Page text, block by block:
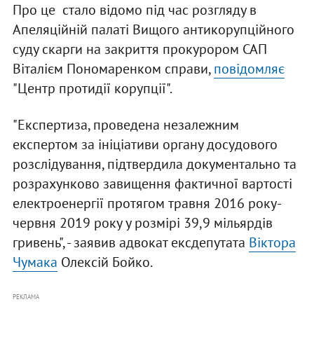
Про це стало відомо під час розгляду в
Апеляційній палаті Вищого антикорупційного
суду скарги на закриття прокурором САП
Віталієм Пономаренком справи,повідомляє
"Центр протидії корупції".
"Експертиза, проведена незалежним
експертом за ініціативи органу досудового
розслідування, підтвердила документально та
розрахунково завищення фактичної вартості
електроенергії протягом травня 2016 року-
червня 2019 року у розмірі 39,9 мільярдів
гривень", - заявив адвокат ексдепутата Віктора
Чумака Олексій Бойко.
РЕКЛАМА